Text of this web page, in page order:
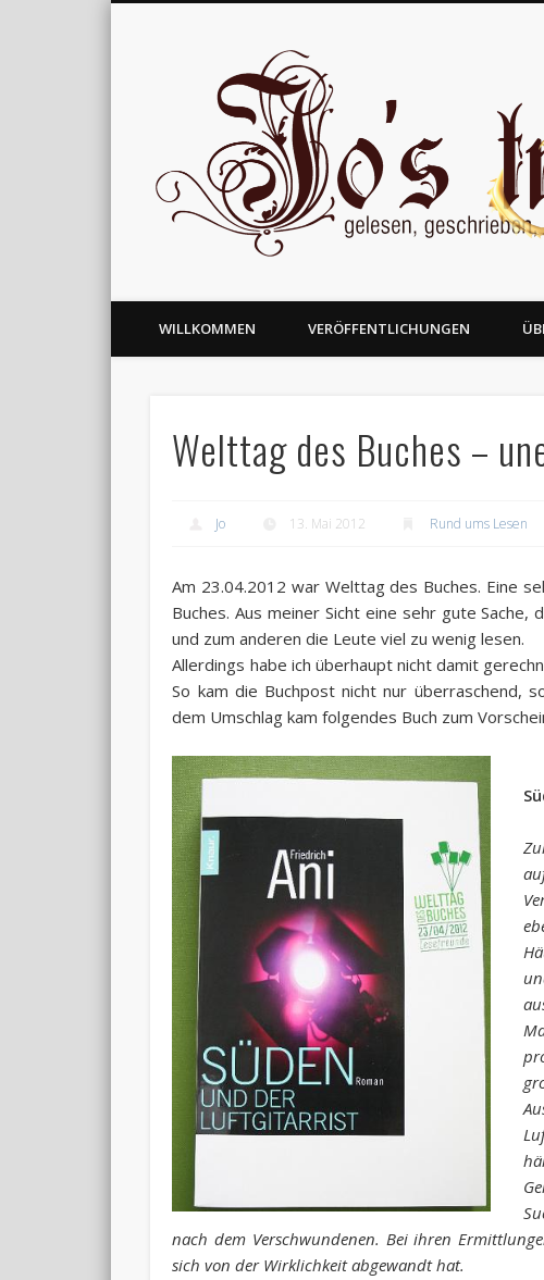
gelesen, geschrieben und nachgedacht
WILLKOMMEN VERÖFFENTLICHUNGEN
Welttag des Buches –
Jo 13. Mai 2012 Rund ums Lesen
Am 23.04.2012 war Welttag des Buches. Eine
Buches. Aus meiner Sicht eine sehr gute
und zum anderen die Leute viel zu wenig lesen.
Allerdings habe ich überhaupt nicht damit
So kam die Buchpost nicht nur überraschend,
dem Umschlag kam folgendes Buch zum
nach dem Verschwundenen. Bei ihren
sich von der Wirklichkeit abgewandt hat.